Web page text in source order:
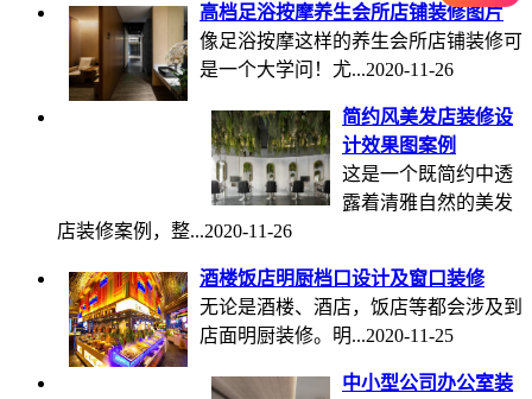
高档足浴按摩养生会所店铺装修图片
像足浴按摩这样的养生会所店铺装修可
是一个大学问！尤...2020-11-26
简约风美发店装修设
计效果图案例
这是一个既简约中透
露着清雅自然的美发
店装修案例，整...2020-11-26
酒楼饭店明厨档口设计及窗口装修
无论是酒楼、酒店，饭店等都会涉及到
店面明厨装修。明...2020-11-25
中小型公司办公室装